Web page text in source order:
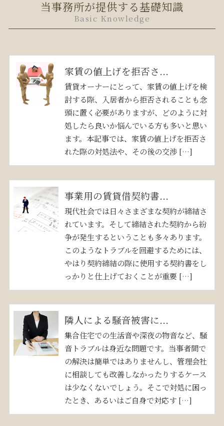
当事務所が提供する基礎知識
Basic Knowledge
家賃の値上げを拒否さ...
賃貸オーナーにとって、家賃の値上げを検
討する際、入居者から拒否されることも念
頭に置く必要がありますが、どのように対
処したら良いか悩んでいる方も多いと思い
ます。本記事では、家賃の値上げを拒否さ
れた際の対処法や、その後の交渉 […]
事業用の賃貸借契約書...
現代社会では日々さまざまな契約が締結さ
れています。そして締結された契約から紛
争が発生するということも多々あります。
このようなトラブルを回避するためには、
やはり契約締結の際に使用する契約書をし
っかりと仕上げておくことが重要 […]
隣人による騒音被害に...
集合住宅での生活音や深夜の物音など、騒
音トラブルは身近な問題です。当事者間で
の解決は簡単ではありませんし、管理会社
に相談しても改善しなかったりするケース
は少なくないでしょう。そこで対処に困っ
たとき、あるいはご自身で対応す […]